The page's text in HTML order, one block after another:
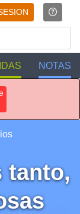
NOTAS
tanto,